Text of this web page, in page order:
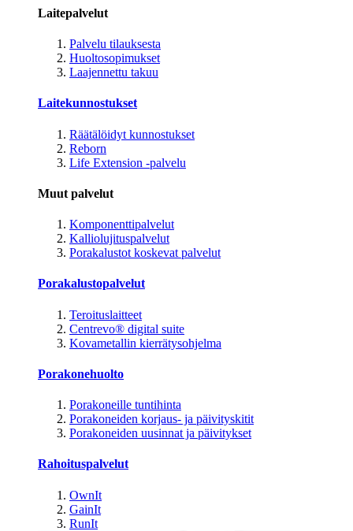
Laitepalvelut
Palvelu tilauksesta
Huoltosopimukset
Laajennettu takuu
Laitekunnostukset
Räätälöidyt kunnostukset
Reborn
Life Extension -palvelu
Muut palvelut
Komponenttipalvelut
Kalliolujituspalvelut
Porakalustot koskevat palvelut
Porakalustopalvelut
Teroituslaitteet
Centrevo® digital suite
Kovametallin kierrätysohjelma
Porakonehuolto
Porakoneille tuntihinta
Porakoneiden korjaus- ja päivityskitit
Porakoneiden uusinnat ja päivitykset
Rahoituspalvelut
OwnIt
GainIt
RunIt